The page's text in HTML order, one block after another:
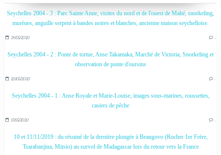
Seychelles 2004 - 3 : Parc Sainte Anne, visites du nord et de l'ouest de Mahé, snorkeling,
murènes, anguille serpent à bandes noires et blanches, ancienne maison seychelloise.
24/05/2020 …
Seychelles 2004 - 2 : Ponte de tortue, Anse Takamaka, Marché de Victoria, Snorkeling et
observation de ponte d'oursins
20/05/2020 …
Seychelles 2004 - 1 : Anse Royale et Marie-Louise, images sous-marines, roussettes,
casiers de pêche
17/05/2020 …
10 et 11/11/2019 : du résumé de la dernière plongée à Beangovo (Rocher 1er Frère,
Tsarabanjina, Mitsio) au survol de Madagascar lors du retour vers la France